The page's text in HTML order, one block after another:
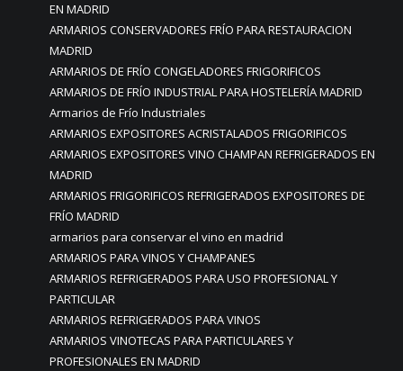
EN MADRID
ARMARIOS CONSERVADORES FRÍO PARA RESTAURACION
MADRID
ARMARIOS DE FRÍO CONGELADORES FRIGORIFICOS
ARMARIOS DE FRÍO INDUSTRIAL PARA HOSTELERÍA MADRID
Armarios de Frío Industriales
ARMARIOS EXPOSITORES ACRISTALADOS FRIGORIFICOS
ARMARIOS EXPOSITORES VINO CHAMPAN REFRIGERADOS EN
MADRID
ARMARIOS FRIGORIFICOS REFRIGERADOS EXPOSITORES DE
FRÍO MADRID
armarios para conservar el vino en madrid
ARMARIOS PARA VINOS Y CHAMPANES
ARMARIOS REFRIGERADOS PARA USO PROFESIONAL Y
PARTICULAR
ARMARIOS REFRIGERADOS PARA VINOS
ARMARIOS VINOTECAS PARA PARTICULARES Y
PROFESIONALES EN MADRID